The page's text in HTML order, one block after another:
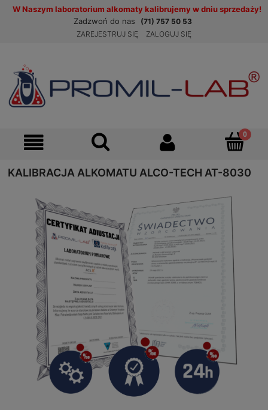
W Naszym laboratorium alkomaty kalibrujemy w dniu sprzedaży!
Zadzwoń do nas
(71) 757 50 53
ZAREJESTRUJ SIĘ
ZALOGUJ SIĘ
KALIBRACJA ALKOMATU ALCO-TECH AT-8030